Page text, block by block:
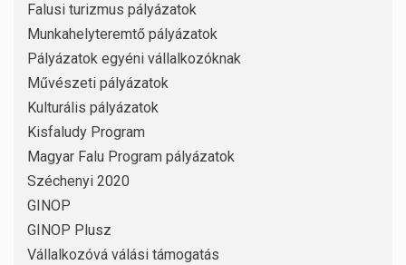
Falusi turizmus pályázatok
Munkahelyteremtő pályázatok
Pályázatok egyéni vállalkozóknak
Művészeti pályázatok
Kulturális pályázatok
Kisfaludy Program
Magyar Falu Program pályázatok
Széchenyi 2020
GINOP
GINOP Plusz
Vállalkozóvá válási támogatás